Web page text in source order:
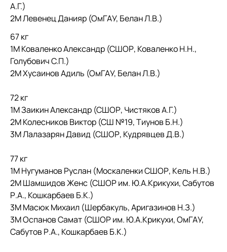
А.Г.)
2М Левенец Данияр (ОмГАУ, Белан Л.В.)
67 кг
1М Коваленко Александр (СШОР, Коваленко Н.Н.,
Голубович С.П.)
2М Хусаинов Адиль (ОмГАУ, Белан Л.В.)
72 кг
1М Заикин Александр (СШОР, Чистяков А.Г.)
2М Колесников Виктор (СШ №19, Тиунов Б.Н.)
3М Лалазарян Давид (СШОР, Кудрявцев Д.В.)
77 кг
1М Нугуманов Руслан (Москаленки СШОР, Кель Н.В.)
2М Шамшидов Женс (СШОР им. Ю.А.Крикухи, Сабутов
Р.А., Кошкарбаев Б.К.)
3М Масюк Михаил (Шербакуль, Аригазинов Н.З.)
3М Оспанов Самат (СШОР им. Ю.А.Крикухи, ОмГАУ,
Сабутов Р.А., Кошкарбаев Б.К.)